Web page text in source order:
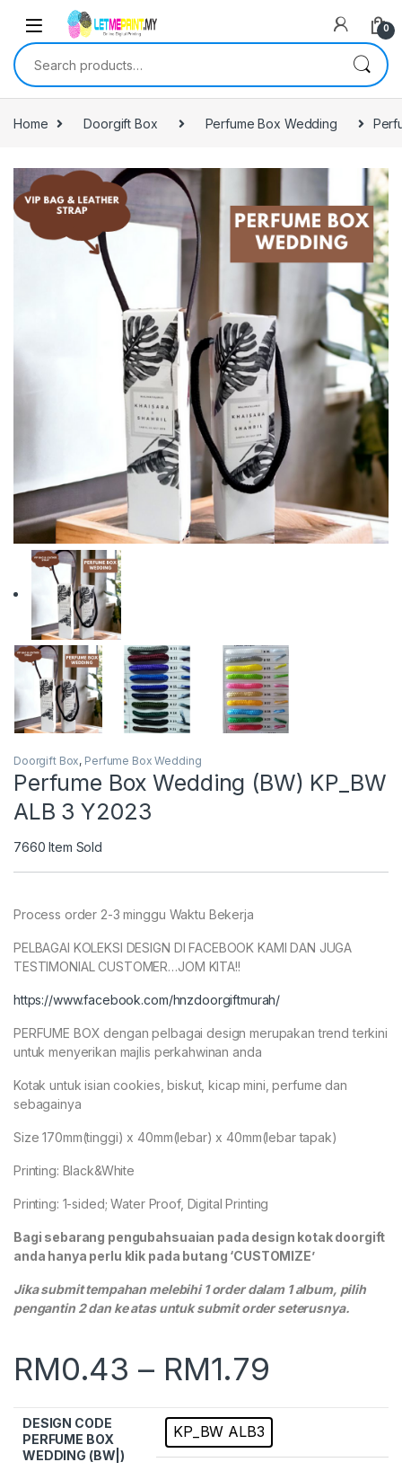
0
Search for:
Home Doorgift Box Perfume Box Wedding
Doorgift Box, Perfume Box Wedding
Perfume Box Wedding (BW) KP_BW
ALB 3 Y2023
7660 Item Sold
Process order 2-3 minggu Waktu Bekerja
PELBAGAI KOLEKSI DESIGN DI FACEBOOK KAMI DAN JUGA
TESTIMONIAL CUSTOMER…JOM KITA!!
https://www.facebook.com/hnzdoorgiftmurah/
PERFUME BOX dengan pelbagai design merupakan trend terkini
untuk menyerikan majlis perkahwinan anda
Kotak untuk isian cookies, biskut, kicap mini, perfume dan
sebagainya
Size 170mm(tinggi) x 40mm(lebar) x 40mm(lebar tapak)
Printing: Black&White
Printing: 1-sided; Water Proof, Digital Printing
Bagi sebarang pengubahsuaian pada design kotak doorgift
anda hanya perlu klik pada butang ‘CUSTOMIZE’
Jika submit tempahan melebihi 1 order dalam 1 album, pilih
pengantin 2 dan ke atas untuk submit order seterusnya.
RM0.43 – RM1.79
DESIGN CODE
PERFUME BOX
WEDDING (BW|)
KP_BW ALB3